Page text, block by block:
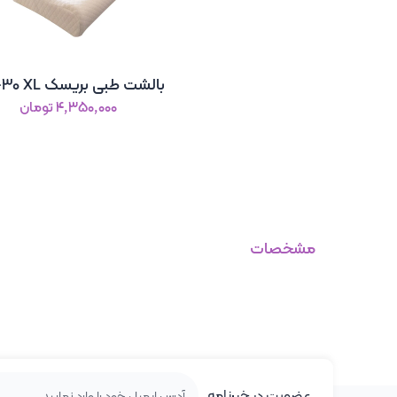
بالشت طبی بریسک MP-30 XL
۴٬۳۵۰٬۰۰۰ تومان
مشخصات